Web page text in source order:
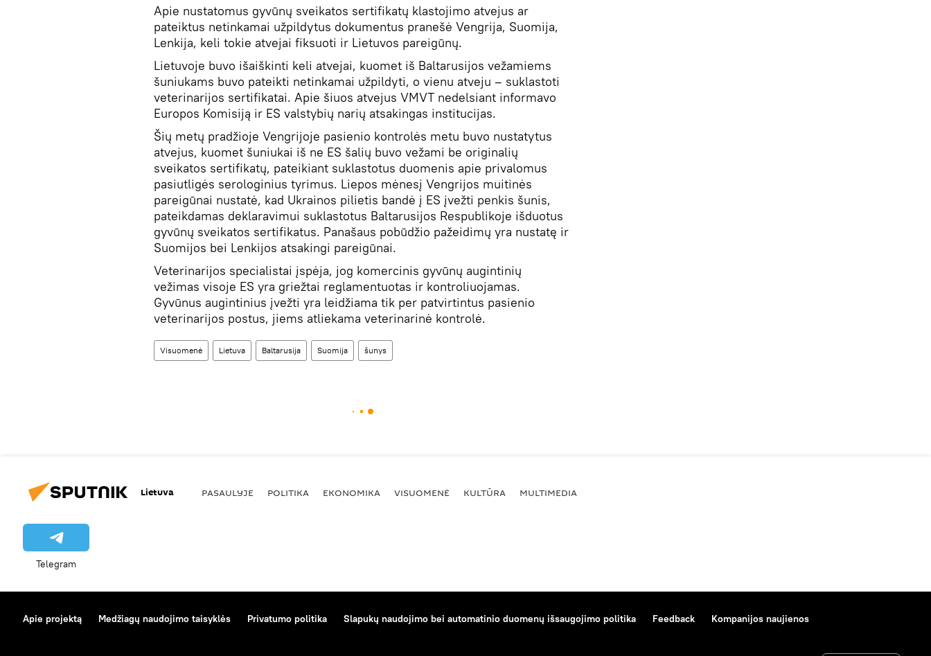
Apie nustatomus gyvūnų sveikatos sertifikatų klastojimo atvejus ar
pateiktus netinkamai užpildytus dokumentus pranešė Vengrija, Suomija,
Lenkija, keli tokie atvejai fiksuoti ir Lietuvos pareigūnų.
Lietuvoje buvo išaiškinti keli atvejai, kuomet iš Baltarusijos vežamiems
šuniukams buvo pateikti netinkamai užpildyti, o vienu atveju – suklastoti
veterinarijos sertifikatai. Apie šiuos atvejus VMVT nedelsiant informavo
Europos Komisiją ir ES valstybių narių atsakingas institucijas.
Šių metų pradžioje Vengrijoje pasienio kontrolės metu buvo nustatytus
atvejus, kuomet šuniukai iš ne ES šalių buvo vežami be originalių
sveikatos sertifikatų, pateikiant suklastotus duomenis apie privalomus
pasiutligės serologinius tyrimus. Liepos mėnesį Vengrijos muitinės
pareigūnai nustatė, kad Ukrainos pilietis bandė į ES įvežti penkis šunis,
pateikdamas deklaravimui suklastotus Baltarusijos Respublikoje išduotus
gyvūnų sveikatos sertifikatus. Panašaus pobūdžio pažeidimų yra nustatę ir
Suomijos bei Lenkijos atsakingi pareigūnai.
Veterinarijos specialistai įspėja, jog komercinis gyvūnų augintinių
vežimas visoje ES yra griežtai reglamentuotas ir kontroliuojamas.
Gyvūnus augintinius įvežti yra leidžiama tik per patvirtintus pasienio
veterinarijos postus, jiems atliekama veterinarinė kontrolė.
Visuomenė Lietuva Baltarusija Suomija šunys
Lietuva PASAULYJE POLITIKA EKONOMIKA VISUOMENĖ KULTŪRA MULTIMEDIA
Telegram
Apie projektą Medžiagų naudojimo taisyklės Privatumo politika Slapukų naudojimo bei automatinio duomenų išsaugojimo politika Feedback Kompanijos naujienos